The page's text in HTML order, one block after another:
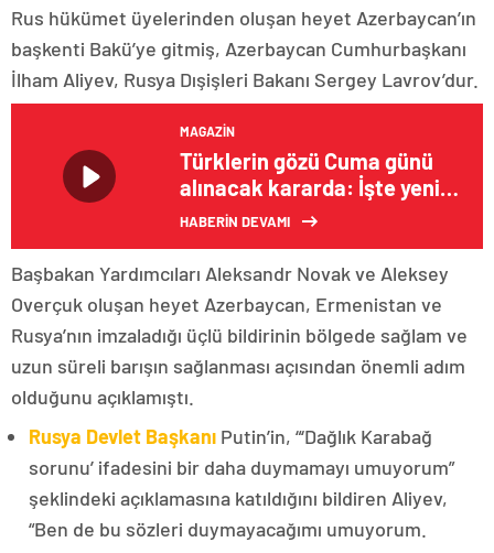
Rus hükümet üyelerinden oluşan heyet Azerbaycan’ın
başkenti Bakü’ye gitmiş, Azerbaycan Cumhurbaşkanı
İlham Aliyev, Rusya Dışişleri Bakanı Sergey Lavrov’dur.
MAGAZIN
Türklerin gözü Cuma günü
alınacak kararda: İşte yeni
Alman vatandaşlığı şartları
HABERİN DEVAMI
Başbakan Yardımcıları Aleksandr Novak ve Aleksey
Overçuk oluşan heyet Azerbaycan, Ermenistan ve
Rusya’nın imzaladığı üçlü bildirinin bölgede sağlam ve
uzun süreli barışın sağlanması açısından önemli adım
olduğunu açıklamıştı.
Rusya Devlet Başkanı Putin’in, “‘Dağlık Karabağ
sorunu’ ifadesini bir daha duymamayı umuyorum”
şeklindeki açıklamasına katıldığını bildiren Aliyev,
“Ben de bu sözleri duymayacağımı umuyorum.